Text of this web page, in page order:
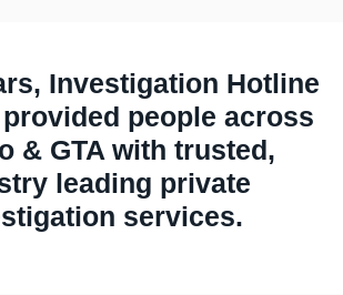
Investigation Hotline
people across
& GTA with trusted,
leading private
services.